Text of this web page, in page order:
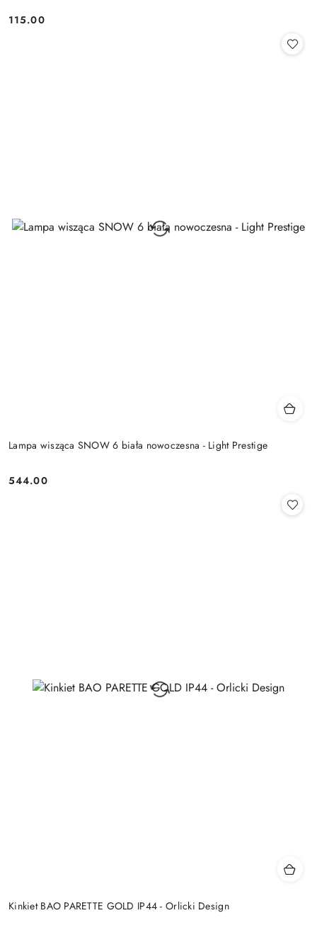
Cena:
115.00
Lampa wisząca SNOW 6 biała nowoczesna - Light Prestige
Cena:
544.00
Kinkiet BAO PARETTE GOLD IP44 - Orlicki Design